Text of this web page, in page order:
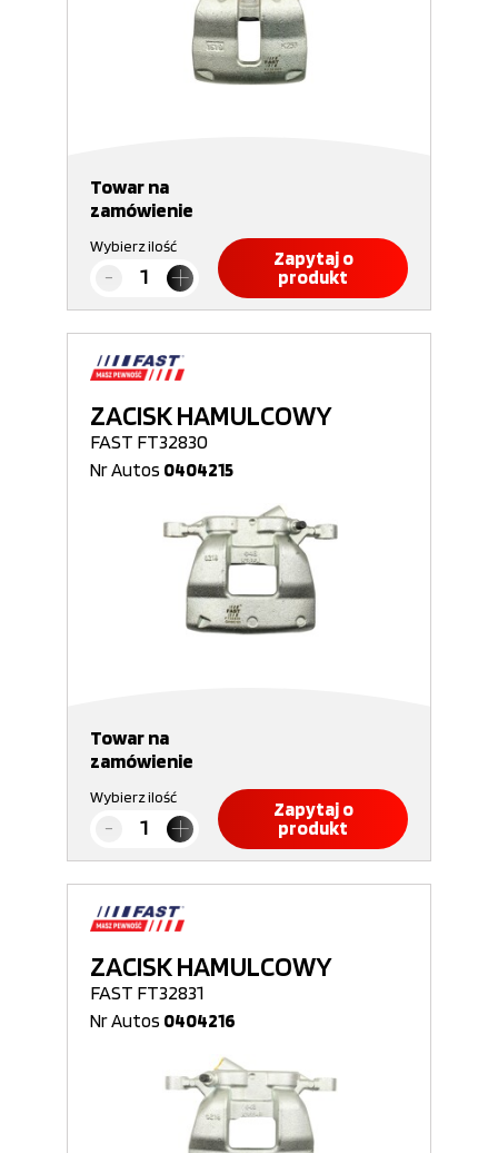
Towar na
zamówienie
Wybierz ilość
Zapytaj o
produkt
ZACISK HAMULCOWY
FAST FT32830
Nr Autos 0404215
Towar na
zamówienie
Wybierz ilość
Zapytaj o
produkt
ZACISK HAMULCOWY
FAST FT32831
Nr Autos 0404216